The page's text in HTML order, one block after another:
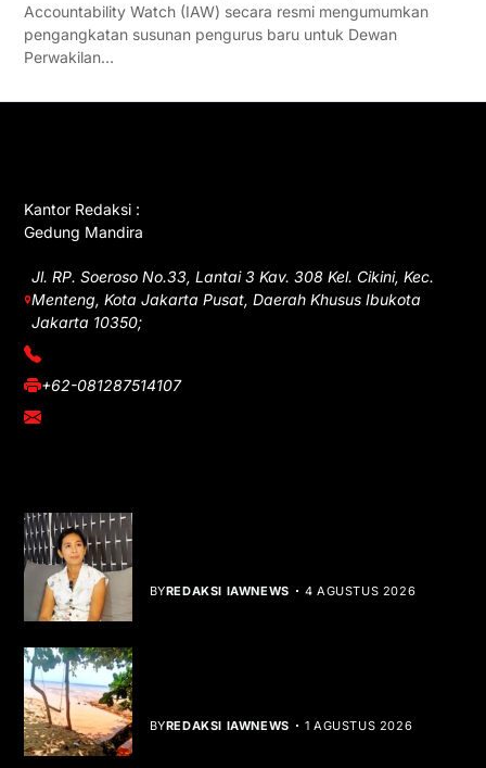
Accountability Watch (IAW) secara resmi mengumumkan
pengangkatan susunan pengurus baru untuk Dewan
Perwakilan…
Kantor Redaksi :
Gedung Mandira
Jl. RP. Soeroso No.33, Lantai 3 Kav. 308 Kel. Cikini, Kec.
Menteng, Kota Jakarta Pusat, Daerah Khusus Ibukota
Jakarta 10350;
(021) 3908026
+62-081287514107
adm@iawnews.com
BYREDAKSI IAWNEWS 4 AGUSTUS 2026
BYREDAKSI IAWNEWS 1 AGUSTUS 2026